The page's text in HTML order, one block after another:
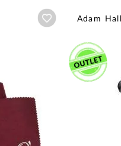
Añadir a wishlist
Adam